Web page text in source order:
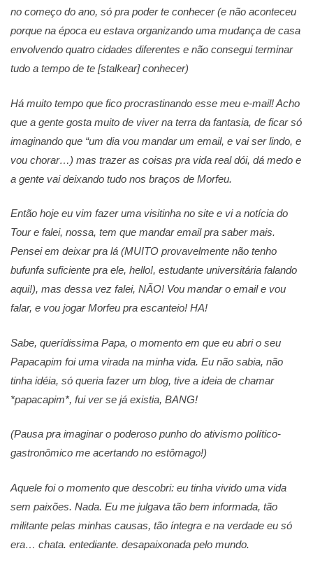
no começo do ano, só pra poder te conhecer (e não aconteceu
porque na época eu estava organizando uma mudança de casa
envolvendo quatro cidades diferentes e não consegui terminar
tudo a tempo de te [stalkear] conhecer)
Há muito tempo que fico procrastinando esse meu e-mail! Acho
que a gente gosta muito de viver na terra da fantasia, de ficar só
imaginando que “um dia vou mandar um email, e vai ser lindo, e
vou chorar…) mas trazer as coisas pra vida real dói, dá medo e
a gente vai deixando tudo nos braços de Morfeu.
Então hoje eu vim fazer uma visitinha no site e vi a notícia do
Tour e falei, nossa, tem que mandar email pra saber mais.
Pensei em deixar pra lá (MUITO provavelmente não tenho
bufunfa suficiente pra ele, hello!, estudante universitária falando
aqui!), mas dessa vez falei, NÃO! Vou mandar o email e vou
falar, e vou jogar Morfeu pra escanteio! HA!
Sabe, querídissima Papa, o momento em que eu abri o seu
Papacapim foi uma virada na minha vida. Eu não sabia, não
tinha idéia, só queria fazer um blog, tive a ideia de chamar
*papacapim*, fui ver se já existia, BANG!
(Pausa pra imaginar o poderoso punho do ativismo político-
gastronômico me acertando no estômago!)
Aquele foi o momento que descobri: eu tinha vivido uma vida
sem paixões. Nada. Eu me julgava tão bem informada, tão
militante pelas minhas causas, tão íntegra e na verdade eu só
era… chata. entediante. desapaixonada pelo mundo.